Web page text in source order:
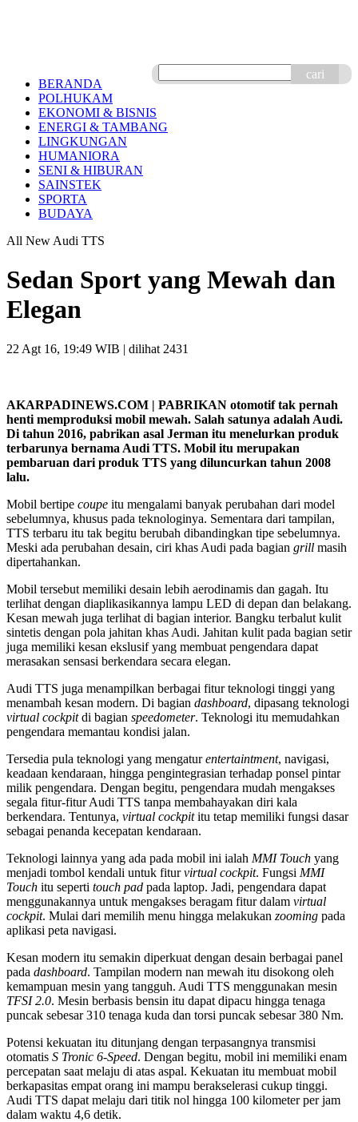
cari
BERANDA
POLHUKAM
EKONOMI & BISNIS
ENERGI & TAMBANG
LINGKUNGAN
HUMANIORA
SENI & HIBURAN
SAINSTEK
SPORTA
BUDAYA
All New Audi TTS
Sedan Sport yang Mewah dan
Elegan
22 Agt 16, 19:49 WIB | dilihat 2431
AKARPADINEWS.COM | PABRIKAN otomotif tak pernah
henti memproduksi mobil mewah. Salah satunya adalah Audi.
Di tahun 2016, pabrikan asal Jerman itu menelurkan produk
terbarunya bernama Audi TTS. Mobil itu merupakan
pembaruan dari produk TTS yang diluncurkan tahun 2008
lalu.
Mobil bertipe coupe itu mengalami banyak perubahan dari model
sebelumnya, khusus pada teknologinya. Sementara dari tampilan,
TTS terbaru itu tak begitu berubah dibandingkan tipe sebelumnya.
Meski ada perubahan desain, ciri khas Audi pada bagian grill masih
dipertahankan.
Mobil tersebut memiliki desain lebih aerodinamis dan gagah. Itu
terlihat dengan diaplikasikannya lampu LED di depan dan belakang.
Kesan mewah juga terlihat di bagian interior. Bangku terbalut kulit
sintetis dengan pola jahitan khas Audi. Jahitan kulit pada bagian setir
juga memiliki kesan ekslusif yang membuat pengendara dapat
merasakan sensasi berkendara secara elegan.
Audi TTS juga menampilkan berbagai fitur teknologi tinggi yang
menambah kesan modern. Di bagian dashboard, dipasang teknologi
virtual cockpitdi bagian speedometer. Teknologi itu memudahkan
pengendara memantau kondisi jalan.
Tersedia pula teknologi yang mengaturentertaintment, navigasi,
keadaan kendaraan, hingga pengintegrasian terhadap ponsel pintar
milik pengendara. Dengan begitu, pengendara mudah mengakses
segala fitur-fitur Audi TTS tanpa membahayakan diri kala
berkendara. Tentunya, virtual cockpititu tetap memiliki fungsi dasar
sebagai penanda kecepatan kendaraan.
Teknologi lainnya yang ada pada mobil ini ialah MMI Touch yang
menjadi tombol kendali untuk fiturvirtual cockpit. Fungsi MMI
Touch itu seperti touch pad pada laptop. Jadi, pengendara dapat
menggunakannya untuk mengakses beragam fitur dalam virtual
cockpit. Mulai dari memilih menu hingga melakukan zooming pada
aplikasi peta navigasi.
Kesan modern itu semakin diperkuat dengan desain berbagai panel
pada dashboard. Tampilan modern nan mewah itu disokong oleh
kemampuan mesin yang tangguh. Audi TTS menggunakan mesin
TFSI 2.0. Mesin berbasis bensin itu dapat dipacu hingga tenaga
puncak sebesar 310 tenaga kuda dan torsi puncak sebesar 380 Nm.
Potensi kekuatan itu ditunjang dengan terpasangnya transmisi
otomatis S Tronic 6-Speed. Dengan begitu, mobil ini memiliki enam
percepatan saat melaju di atas aspal. Kekuatan itu membuat mobil
berkapasitas empat orang ini mampu berakselerasi cukup tinggi.
Audi TTS dapat melaju dari titik nol hingga 100 kilometer per jam
dalam waktu 4,6 detik.